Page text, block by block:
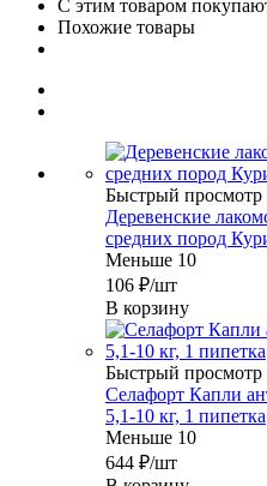
С этим товаром
Похожие товары
Быстрый просмотр
Деревенские
средних пород
Меньше 10
106 ₽/шт
В корзину
Быстрый просмотр
Селафорт Капли
5,1-10 кг, 1 пипетка
Меньше 10
644 ₽/шт